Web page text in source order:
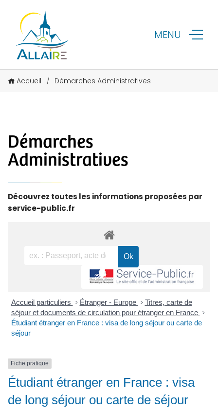
MENU
Accueil / Démarches Administratives
Démarches
Administratives
Découvrez toutes les informations proposées par
service-public.fr
Accueil particuliers > Étranger - Europe > Titres, carte de
séjour et documents de circulation pour étranger en France >
Étudiant étranger en France : visa de long séjour ou carte de
séjour
Fiche pratique
Étudiant étranger en France : visa
de long séjour ou carte de séjour